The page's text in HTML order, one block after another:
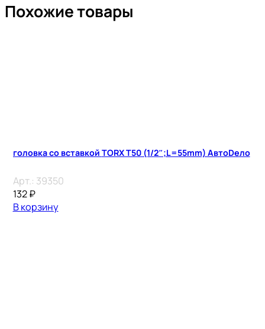
Похожие товары
головка со вставкой TORX T50 (1/2″;L=55mm) АвтоDело
Арт.: 39350
132₽
В корзину